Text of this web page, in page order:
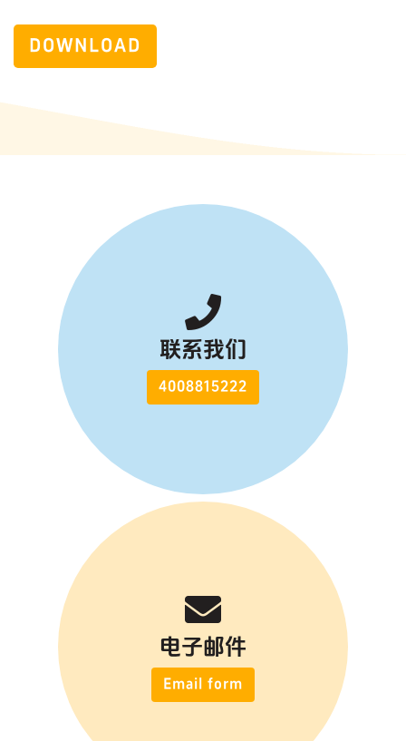
DOWNLOAD
联系我们
4008815222
电子邮件
Email form